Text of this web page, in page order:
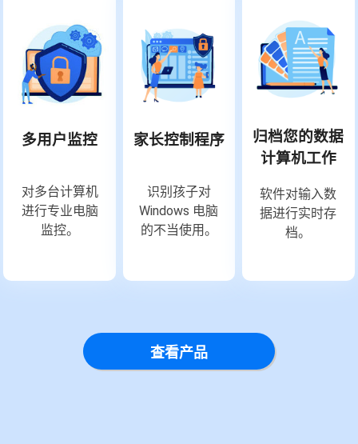
多用户监控
对多台计算机
进行专业电脑
监控。
家长控制程序
识别孩子对
Windows 电脑
的不当使用。
归档您的数据
计算机工作
软件对输入数
据进行实时存
档。
查看产品